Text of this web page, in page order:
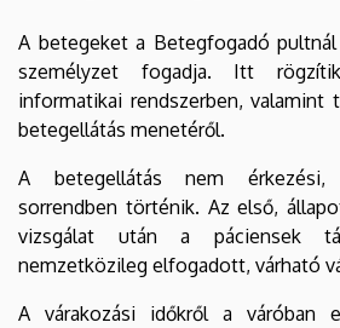
A betegeket a Betegfogadó
személyzet fogadja. Itt
informatikai rendszerben, valamint
betegellátás menetéről.
A betegellátás nem érkezési,
sorrendben történik. Az első,
vizsgálat után a páciensek
nemzetközileg elfogadott, várható
A várakozási időkről a váróban